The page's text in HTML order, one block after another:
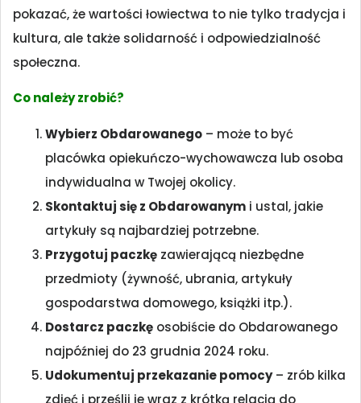
pokazać, że wartości łowiectwa to nie tylko tradycja i
kultura, ale także solidarność i odpowiedzialność
społeczna.
Co należy zrobić?
Wybierz Obdarowanego – może to być
placówka opiekuńczo-wychowawcza lub osoba
indywidualna w Twojej okolicy.
Skontaktuj się z Obdarowanym i ustal, jakie
artykuły są najbardziej potrzebne.
Przygotuj paczkę zawierającą niezbędne
przedmioty (żywność, ubrania, artykuły
gospodarstwa domowego, książki itp.).
Dostarcz paczkę osobiście do Obdarowanego
najpóźniej do 23 grudnia 2024 roku.
Udokumentuj przekazanie pomocy– zrób kilka
zdjęć i prześlij je wraz z krótką relacją do